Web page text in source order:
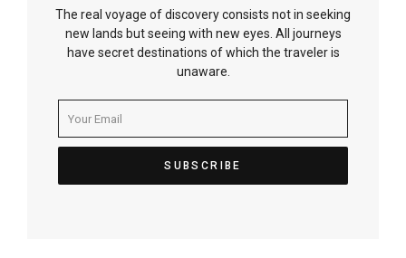
The real voyage of discovery consists not in seeking
new lands but seeing with new eyes. All journeys
have secret destinations of which the traveler is
unaware.